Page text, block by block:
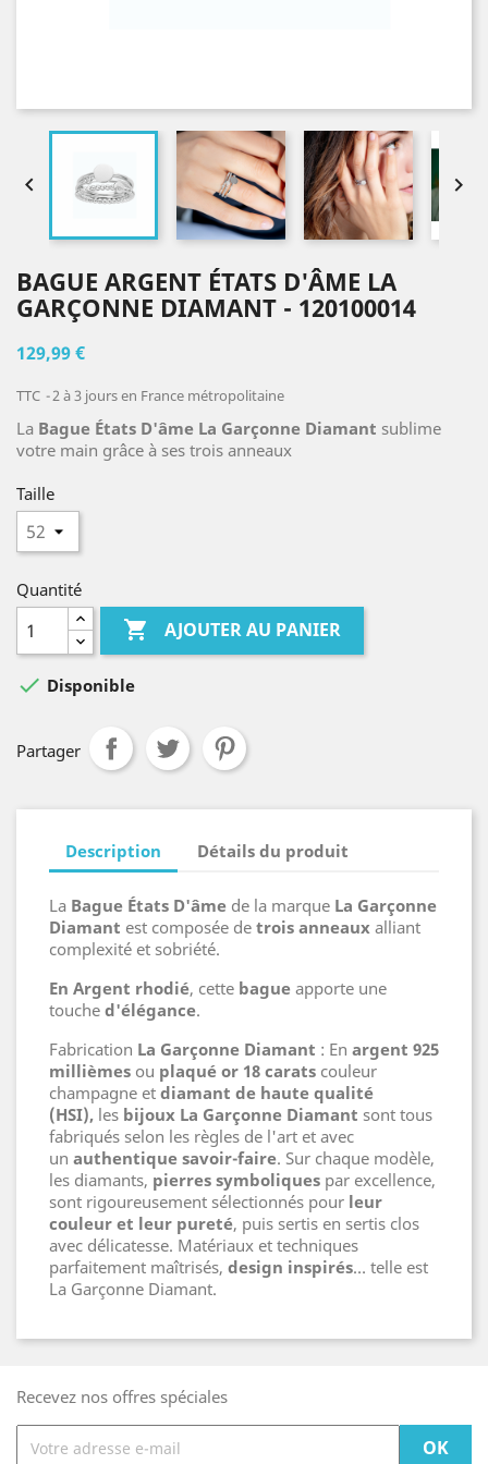
 
BAGUE ARGENT ÉTATS D'ÂME LA
GARÇONNE DIAMANT - 120100014
129,99 €
TTC 2 à 3 jours en France métropolitaine
La Bague États D'âme La Garçonne Diamant sublime
votre main grâce à ses trois anneaux
Taille
Quantité
 AJOUTER AU PANIER
 Disponible
Partager
Description Détails du produit
La Bague États D'âme de la marque La Garçonne
Diamant est composée de trois anneaux alliant
complexité et sobriété.
En Argent rhodié, cette bague apporte une
touche d'élégance.
Fabrication La Garçonne Diamant : En argent 925
millièmes ou plaqué or 18 carats couleur
champagne et diamant de haute qualité
(HSI), les bijoux La Garçonne Diamant sont tous
fabriqués selon les règles de l'art et avec
un authentique savoir-faire. Sur chaque modèle,
les diamants, pierres symboliques par excellence,
sont rigoureusement sélectionnés pour leur
couleur et leur pureté, puis sertis en sertis clos
avec délicatesse. Matériaux et techniques
parfaitement maîtrisés, design inspirés… telle est
La Garçonne Diamant.
Recevez nos offres spéciales